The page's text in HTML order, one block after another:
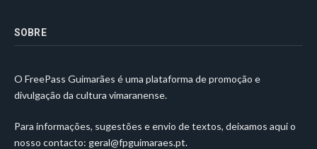
SOBRE
O FreePass Guimarães é uma plataforma de promoção e
divulgação da cultura vimaranense.
Para informações, sugestões e envio de textos, deixamos aqui o
nosso contacto: geral@fpguimaraes.pt.